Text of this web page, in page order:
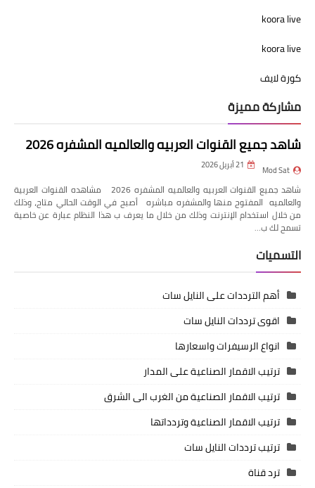
koora live
koora live
كورة لايف
مشاركة مميزة
شاهد جميع القنوات العربيه والعالميه المشفره 2026
Mod Sat 21 أبريل 2026
شاهد جميع القنوات العربيه والعالميه المشفره 2026 مشاهده القنوات العربية
والعالميه المفتوح منها والمشفره مباشره أصبح في الوقت الحالي متاح، وذلك
من خلال استخدام الإنترنت وذلك من خلال ما يعرف ب هذا النظام عبارة عن خاصية
تسمح لك ب…
التسميات
أهم الترددات على النايل سات
اقوى ترددات النايل سات
انواع الرسيفرات واسعارها
ترتيب الاقمار الصناعية على المدار
ترتيب الاقمار الصناعية من الغرب الى الشرق
ترتيب الاقمار الصناعية وتردداتها
ترتيب ترددات النايل سات
ترد قناة